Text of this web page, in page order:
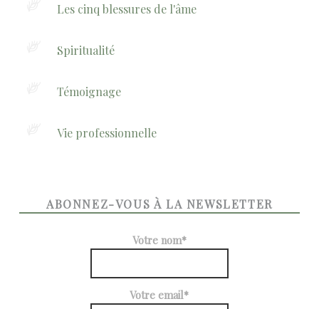
Les cinq blessures de l'âme
Spiritualité
Témoignage
Vie professionnelle
ABONNEZ-VOUS À LA NEWSLETTER
Votre nom*
Votre email*